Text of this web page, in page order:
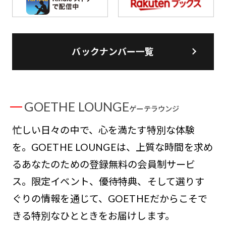
バックナンバー一覧
GOETHE LOUNGEゲーテラウンジ
忙しい日々の中で、心を満たす特別な体験
を。GOETHE LOUNGEは、上質な時間を求め
るあなたのための登録無料の会員制サービ
ス。限定イベント、優待特典、そして選りす
ぐりの情報を通じて、GOETHEだからこそで
きる特別なひとときをお届けします。